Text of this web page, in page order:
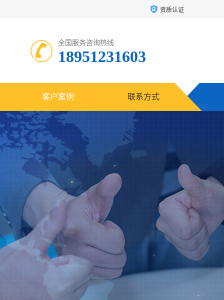
资质认证
全国服务咨询热线:
18951231603
客户案例 联系方式